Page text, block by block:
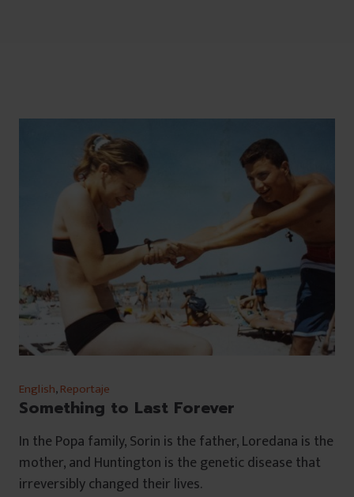
English,Reportaje
Something to Last Forever
In the Popa family, Sorin is the father, Loredana is the
mother, and Huntington is the genetic disease that
irreversibly changed their lives.